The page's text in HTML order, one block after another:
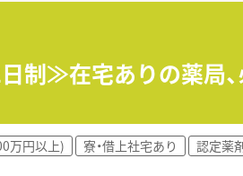
制≫在宅ありの薬局
万円以上) 寮・借上社宅あり 認定薬